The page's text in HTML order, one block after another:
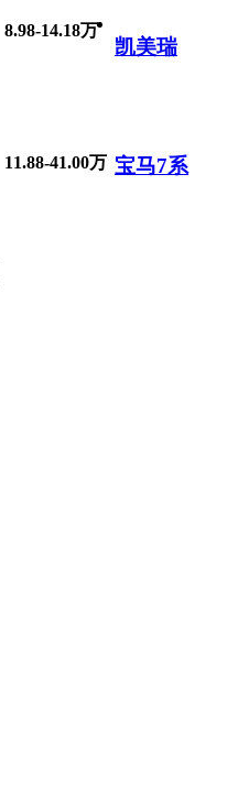
8.98-14.18万
凯美瑞
11.88-41.00万 宝马7系